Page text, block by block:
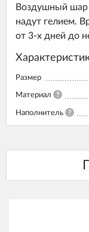
Воздушный шар
надут гелием.
от 3-х дней до
Размер
Материал ?
Наполнитель ?